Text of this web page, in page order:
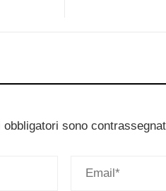
obbligatori sono